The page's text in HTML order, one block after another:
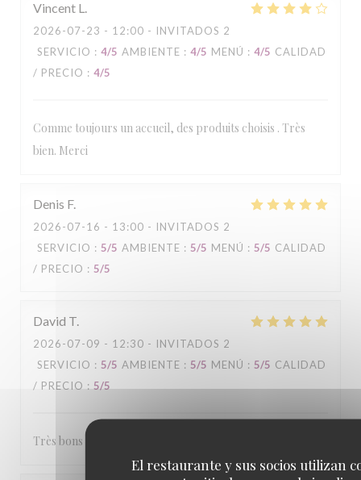
El restaurante y sus socios utilizan
Vincent L
2026-07-23 - 12:00 - INVITADOS 2
SERVICIO : 4/5 AMBIENTE : 4/5 MENÚ : 4/5 CALIDAD
/ PRECIO : 4/5
Comme toujours un accueil, des produits choisis . Très
bien. Merci
Denis F
2026-07-16 - 13:00 - INVITADOS 2
SERVICIO : 5/5 AMBIENTE : 5/5 MENÚ : 5/5 CALIDAD
/ PRECIO : 5/5
David T
2026-07-09 - 12:30 - INVITADOS 2
SERVICIO : 5/5 AMBIENTE : 5/5 MENÚ : 5/5 CALIDAD
/ PRECIO : 5/5
Très bons comme repas et accueil au top